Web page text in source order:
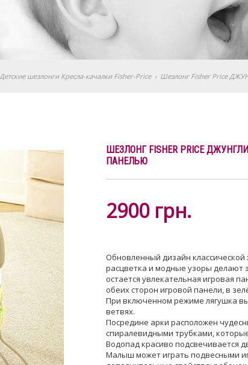
Детские шезлонги Кресла-качалки Fisher-Price › Шезлонг Fisher Price
ШЕЗЛОНГ FISHER PRICE ДЖУНГЛИ
ПАНЕЛЬЮ
2900 грн.
Обновленный дизайн
расцветка и модные узоры
остается увлекательная игровая
обеих сторон игровой панели, в
При включенном режиме лягушка
ветвях.
Посредине арки расположен
спиралевидными трубками,
Водопад красиво подсвечивается
Малыш может играть подвесными